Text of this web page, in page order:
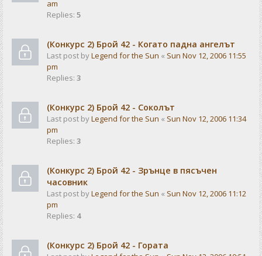
am
Replies: 5
(Конкурс 2) Брой 42 - Когато падна ангелът
Last post byLegend for the Sun « Sun Nov 12, 2006 11:55
pm
Replies: 3
(Конкурс 2) Брой 42 - Соколът
Last post byLegend for the Sun « Sun Nov 12, 2006 11:34
pm
Replies: 3
(Конкурс 2) Брой 42 - Зрънце в пясъчен
часовник
Last post byLegend for the Sun « Sun Nov 12, 2006 11:12
pm
Replies: 4
(Конкурс 2) Брой 42 - Гората